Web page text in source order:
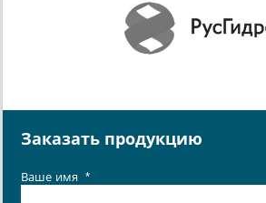
Заказать продукцию
Ваше имя *